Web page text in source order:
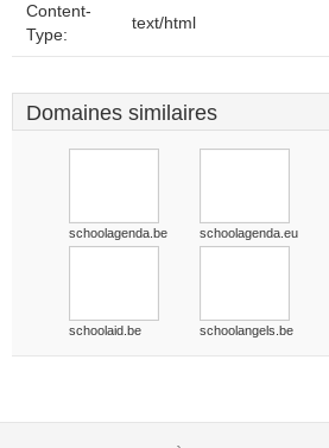
Content-
Type:
text/html
Domaines similaires
schoolagenda.be schoolagenda.eu
schoolaid.be schoolangels.be